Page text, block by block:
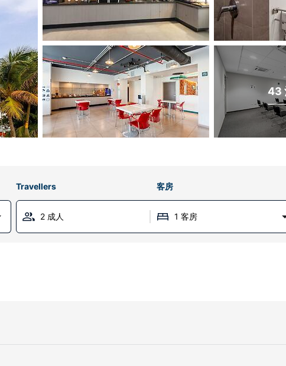
43
Travellers 客房
2 成人 1 客房